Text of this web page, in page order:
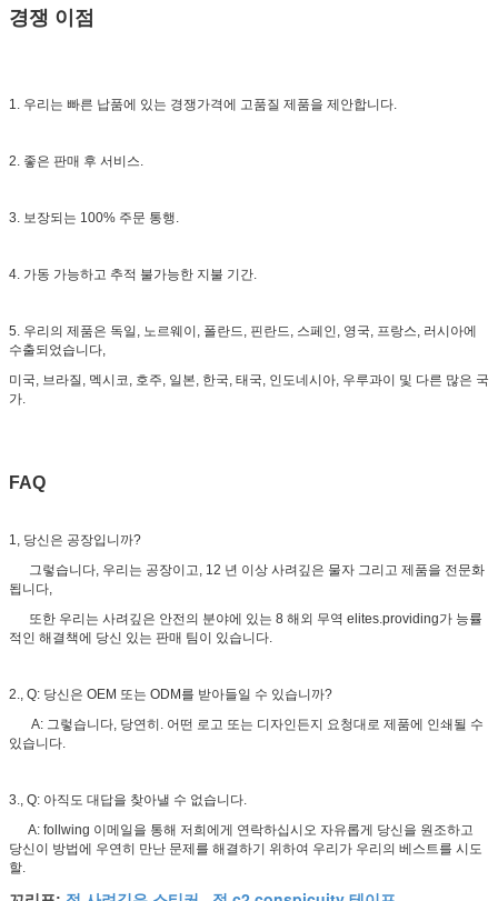
경쟁 이점
1. 우리는 빠른 납품에 있는 경쟁가격에 고품질 제품을 제안합니다.
2. 좋은 판매 후 서비스.
3. 보장되는 100% 주문 통행.
4. 가동 가능하고 추적 불가능한 지불 기간.
5. 우리의 제품은 독일, 노르웨이, 폴란드, 핀란드, 스페인, 영국, 프랑스, 러시아에
수출되었습니다,
미국, 브라질, 멕시코, 호주, 일본, 한국, 태국, 인도네시아, 우루과이 및 다른 많은 국
가.
FAQ
1, 당신은 공장입니까?
그렇습니다, 우리는 공장이고, 12 년 이상 사려깊은 물자 그리고 제품을 전문화
됩니다,
또한 우리는 사려깊은 안전의 분야에 있는 8 해외 무역 elites.providing가 능률
적인 해결책에 당신 있는 판매 팀이 있습니다.
2., Q: 당신은 OEM 또는 ODM를 받아들일 수 있습니까?
A: 그렇습니다, 당연히. 어떤 로고 또는 디자인든지 요청대로 제품에 인쇄될 수
있습니다.
3., Q: 아직도 대답을 찾아낼 수 없습니다.
A: follwing 이메일을 통해 저희에게 연락하십시오 자유롭게 당신을 원조하고
당신이 방법에 우연히 만난 문제를 해결하기 위하여 우리가 우리의 베스트를 시도
할.